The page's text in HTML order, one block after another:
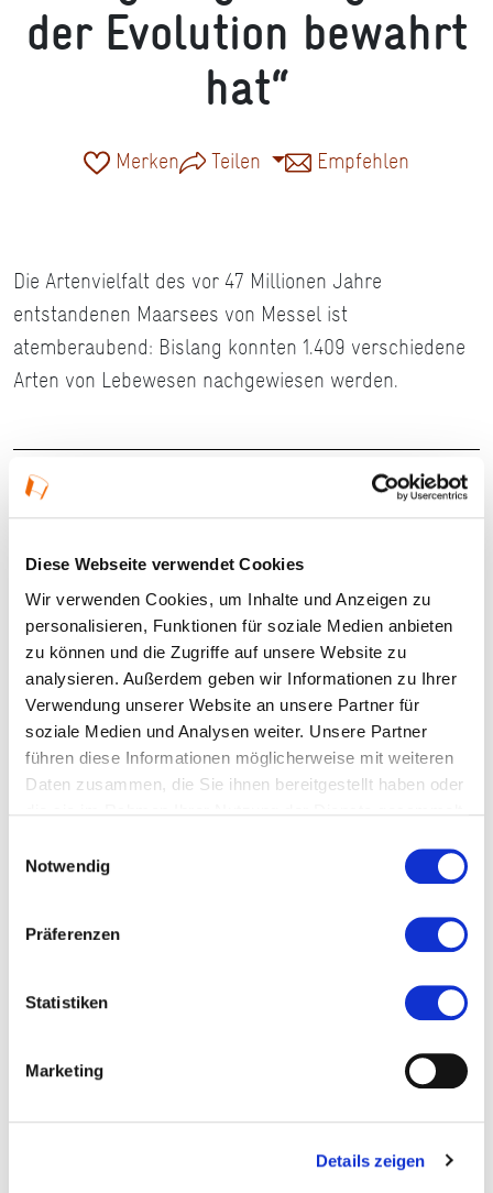
Diese Webseite verwendet Cookies
Wir verwenden Cookies, um Inhalte und Anzeigen zu
personalisieren, Funktionen für soziale Medien anbieten
zu können und die Zugriffe auf unsere Website zu
analysieren. Außerdem geben wir Informationen zu Ihrer
Verwendung unserer Website an unsere Partner für
soziale Medien und Analysen weiter. Unsere Partner
führen diese Informationen möglicherweise mit weiteren
Daten zusammen, die Sie ihnen bereitgestellt haben oder
Notwendig
Präferenzen
Statistiken
Marketing
Details zeigen
der Evolution bewahrt
hat“
Merken Teilen Empfehlen
Die Artenvielfalt des vor 47 Millionen Jahre
entstandenen Maarsees von Messel ist
atemberaubend: Bislang konnten 1.409 verschiedene
Arten von Lebewesen nachgewiesen werden.
Details
05.10.2026, 19:30 Uhr — 20:45 Uhr in Hanau
Veranstaltungstyp:Vortrag
Kosten und Anmeldung
Ort und Anfahrt